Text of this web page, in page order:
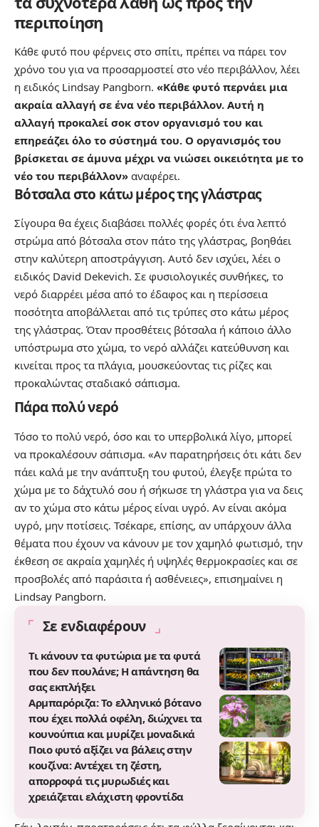
περιποίηση
Κάθε φυτό που φέρνεις στο σπίτι, πρέπει να πάρει τον
χρόνο του για να προσαρμοστεί στο νέο περιβάλλον, λέει
η ειδικός Lindsay Pangborn. «Κάθε φυτό περνάει μια
ακραία αλλαγή σε ένα νέο περιβάλλον. Αυτή η
αλλαγή προκαλεί σοκ στον οργανισμό του και
επηρεάζει όλο το σύστημά του. Ο οργανισμός του
βρίσκεται σε άμυνα μέχρι να νιώσει οικειότητα με το
νέο του περιβάλλον» αναφέρει.
Βότσαλα στο κάτω μέρος της γλάστρας
Σίγουρα θα έχεις διαβάσει πολλές φορές ότι ένα λεπτό
στρώμα από βότσαλα στον πάτο της γλάστρας, βοηθάει
στην καλύτερη αποστράγγιση. Αυτό δεν ισχύει, λέει ο
ειδικός David Dekevich. Σε φυσιολογικές συνθήκες, το
νερό διαρρέει μέσα από το έδαφος και η περίσσεια
ποσότητα αποβάλλεται από τις τρύπες στο κάτω μέρος
της γλάστρας. Όταν προσθέτεις βότσαλα ή κάποιο άλλο
υπόστρωμα στο χώμα, το νερό αλλάζει κατεύθυνση και
κινείται προς τα πλάγια, μουσκεύοντας τις ρίζες και
προκαλώντας σταδιακό σάπισμα.
Πάρα πολύ νερό
Τόσο το πολύ νερό, όσο και το υπερβολικά λίγο, μπορεί
να προκαλέσουν σάπισμα. «Αν παρατηρήσεις ότι κάτι δεν
πάει καλά με την ανάπτυξη του φυτού, έλεγξε πρώτα το
χώμα με το δάχτυλό σου ή σήκωσε τη γλάστρα για να δεις
αν το χώμα στο κάτω μέρος είναι υγρό. Αν είναι ακόμα
υγρό, μην ποτίσεις. Τσέκαρε, επίσης, αν υπάρχουν άλλα
θέματα που έχουν να κάνουν με τον χαμηλό φωτισμό, την
έκθεση σε ακραία χαμηλές ή υψηλές θερμοκρασίες και σε
προσβολές από παράσιτα ή ασθένειες», επισημαίνει η
Lindsay Pangborn.
Σε ενδιαφέρουν
Τι κάνουν τα φυτώρια με τα φυτά
που δεν πουλάνε; Η απάντηση θα
σας εκπλήξει
Αρμπαρόριζα: Το ελληνικό βότανο
που έχει πολλά οφέλη, διώχνει τα
κουνούπια και μυρίζει μοναδικά
Ποιο φυτό αξίζει να βάλεις στην
κουζίνα: Αντέχει τη ζέστη,
απορροφά τις μυρωδιές και
χρειάζεται ελάχιστη φροντίδα